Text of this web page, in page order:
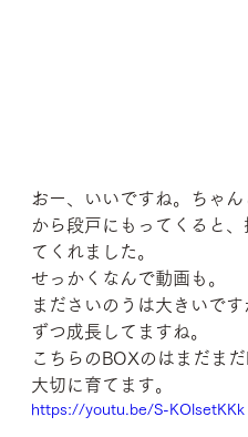
おー、いいですね。ちゃん
から段戸にもってくると、
てくれました。
せっかくなんで動画も。
まださいのうは大きいです
ずつ成長してますね。
こちらのBOXのはまだま
大切に育てます。
https://youtu.be/S-KOlsetKKk